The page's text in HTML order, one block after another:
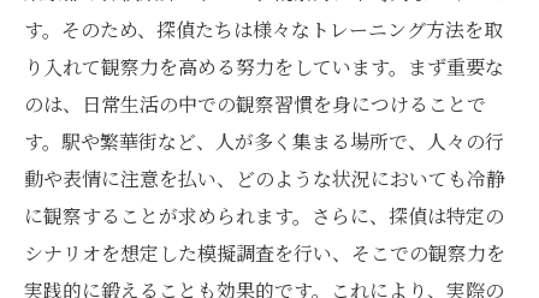
す。そのため、探偵たちは様々なトレーニング方法を取
り入れて観察力を高める努力をしています。まず重要な
のは、日常生活の中での観察習慣を身につけることで
す。駅や繁華街など、人が多く集まる場所で、人々の行
動や表情に注意を払い、どのような状況においても冷静
に観察することが求められます。さらに、探偵は特定の
シナリオを想定した模擬調査を行い、そこでの観察力を
実践的に鍛えることも効果的です。これにより、実際の